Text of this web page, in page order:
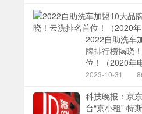
2022自助洗车
牌排行榜揭晓
位！（2020年
2023-10-31
科技晚报：京
台“京小租” 特